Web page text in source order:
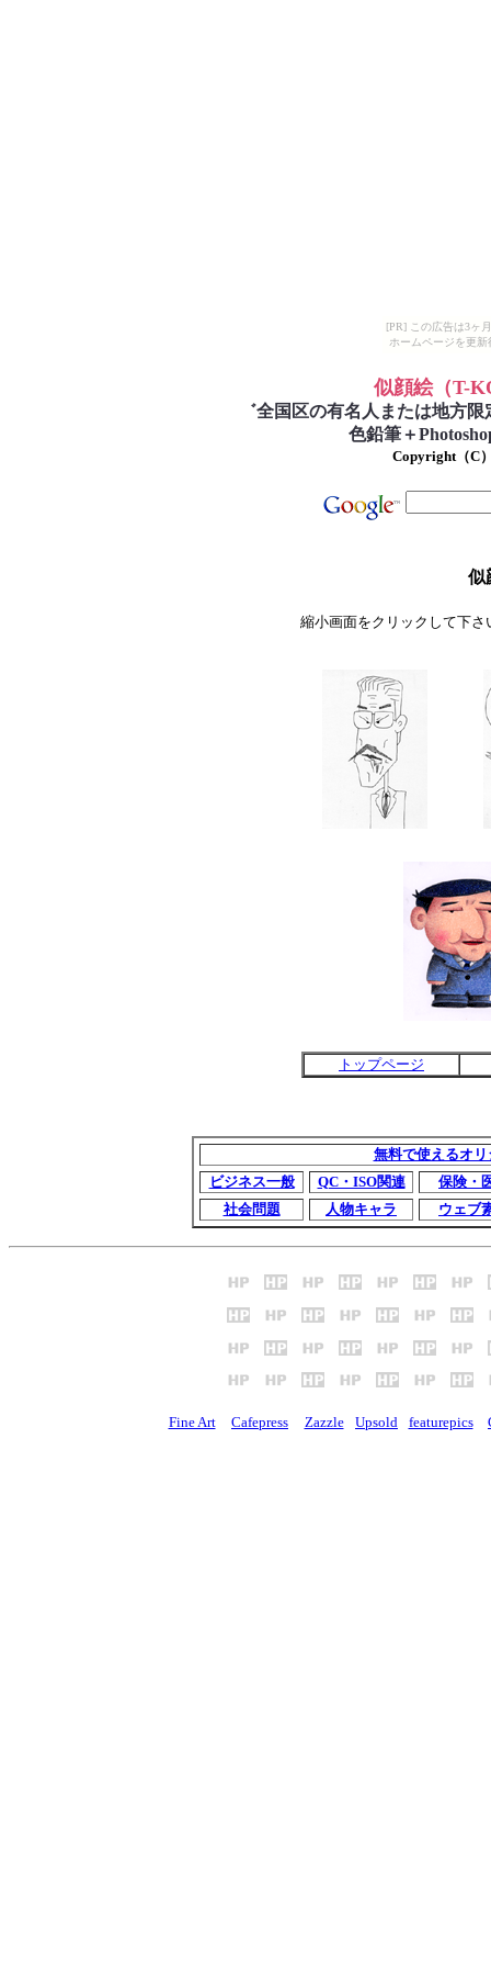
[PR] この広告は3ヶ
ホームページを更
似顔絵（T-
゛全国区の有名人または地方
色鉛筆＋
Copyright（C
似
縮小画面をクリックして下
トップページ
無料で使えるオ
ビジネス一般
QC・ISO関連
保険・
社会問題
人物キャラ ウェブ
Fine Art Cafepress Zazzle Upsold featurepics